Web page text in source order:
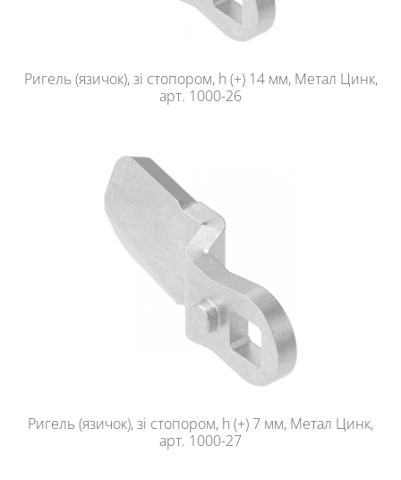
Ригель (язичок), зі стопором, h (+) 14 мм, Метал Цинк,
арт. 1000-26
Ригель (язичок), зі стопором, h (+) 7 мм, Метал Цинк,
арт. 1000-27